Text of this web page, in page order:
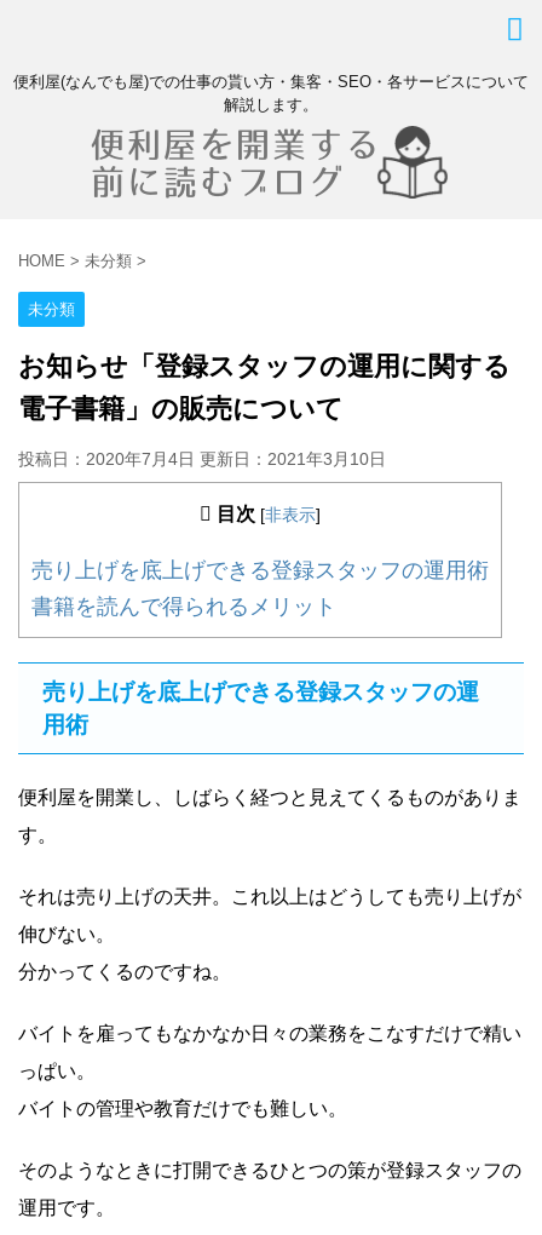
便利屋(なんでも屋)での仕事の貰い方・集客・SEO・各サービスについて
解説します。
HOME > 未分類 >
未分類
お知らせ「登録スタッフの運用に関する
電子書籍」の販売について
投稿日：2020年7月4日 更新日： 2021年3月10日
目次 [非表示]
売り上げを底上げできる登録スタッフの運用術
書籍を読んで得られるメリット
売り上げを底上げできる登録スタッフの運
用術
便利屋を開業し、しばらく経つと見えてくるものがありま
す。
それは売り上げの天井。これ以上はどうしても売り上げが
伸びない。
分かってくるのですね。
バイトを雇ってもなかなか日々の業務をこなすだけで精い
っぱい。
バイトの管理や教育だけでも難しい。
そのようなときに打開できるひとつの策が登録スタッフの
運用です。